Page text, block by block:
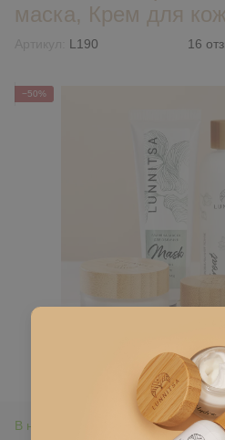
маска, Крем для
L190 16
−50%
В наличии